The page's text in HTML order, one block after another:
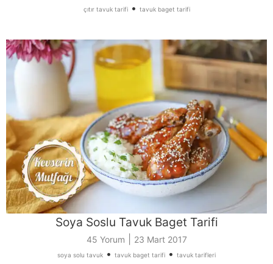
çıtır tavuk tarifi• tavuk baget tarifi
Soya Soslu Tavuk Baget Tarifi
45 Yorum 23 Mart 2017
soya solu tavuk • tavuk baget tarifi • tavuk tarifleri